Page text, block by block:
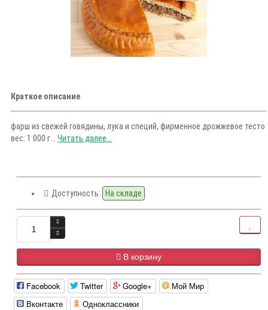
Краткое описание
фарш из свежей говядины, лука и специй, фирменное дрожжевое тесто
вес: 1 000 г... Читать далее...
Доступность: На складе
В корзину
Facebook Twitter Google+
Мой Мир
Вконтакте
Одноклассники